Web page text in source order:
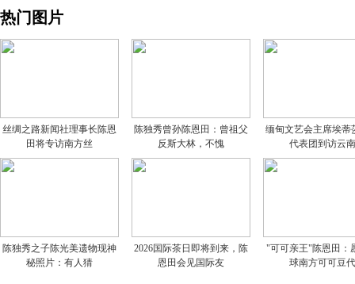
热门图片
丝绸之路新闻社理事长陈恩
田将专访南方丝
陈独秀曾孙陈恩田：曾祖父
反斯大林，不愧
缅甸文艺会主席埃蒂
代表团到访云南
陈独秀之子陈光美遗物现神
秘照片：有人猜
2026国际茶日即将到来，陈
恩田会见国际友
"可可亲王"陈恩田：
球南方可可豆代